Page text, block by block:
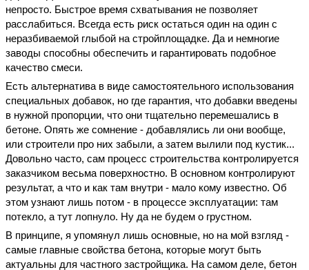
непросто. Быстрое время схватывания не позволяет
расслабиться. Всегда есть риск остаться один на один с
неразбиваемой глыбой на стройплощадке. Да и немногие
заводы способны обеспечить и гарантировать подобное
качество смеси.
Есть альтернатива в виде самостоятельного использования
специальных добавок, но где гарантия, что добавки введены
в нужной пропорции, что они тщательно перемешались в
бетоне. Опять же сомнение - добавлялись ли они вообще,
или строители про них забыли, а затем вылили под кустик...
Довольно часто, сам процесс строительства контролируется
заказчиком весьма поверхностно. В основном контролируют
результат, а что и как там внутри - мало кому известно. Об
этом узнают лишь потом - в процессе эксплуатации: там
потекло, а тут лопнуло. Ну да не будем о грустном.
В принципе, я упомянул лишь основные, но на мой взгляд -
самые главные свойства бетона, которые могут быть
актуальны для частного застройщика. На самом деле, бетон